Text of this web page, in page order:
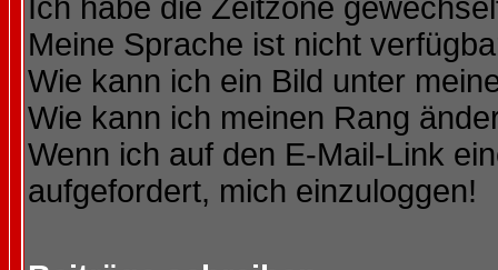
Ich habe die Zeitzone
Meine Sprache ist nicht
Wie kann ich ein Bild unter
Wie kann ich meinen Rang
Wenn ich auf den E-Mail-Link
aufgefordert, mich einzuloggen!